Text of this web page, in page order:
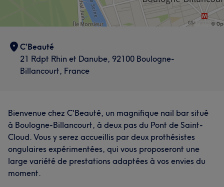
C'Beauté
21 Rdpt Rhin et Danube, 92100 Boulogne-
Billancourt, France
Bienvenue chez C'Beauté, un magnifique nail bar situé
à Boulogne-Billancourt, à deux pas du Pont de Saint-
Cloud. Vous y serez accueillis par deux prothésistes
ongulaires expérimentées, qui vous proposeront une
large variété de prestations adaptées à vos envies du
moment.